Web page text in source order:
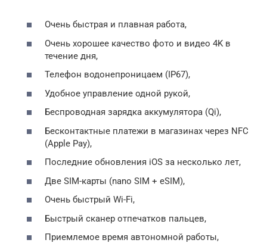
Очень быстрая и плавная работа,
Очень хорошее качество фото и видео 4K в
течение дня,
Телефон водонепроницаем (IP67),
Удобное управление одной рукой,
Беспроводная зарядка аккумулятора (Qi),
Бесконтактные платежи в магазинах через NFC
(Apple Pay),
Последние обновления iOS за несколько лет,
Две SIM-карты (nano SIM + eSIM),
Очень быстрый Wi-Fi,
Быстрый сканер отпечатков пальцев,
Приемлемое время автономной работы,